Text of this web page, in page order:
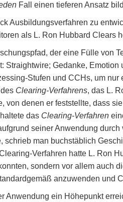
Fall einen tieferen Ansatz
Ausbildungsverfahren zu
als L. Ron Hubbard Clears
der eine Fülle von
Straightwire; Gedanke,
Stufen und CCHs, um
Clearing-Verfahrens, das L.
von denen er feststellte, dass
das Clearing-Verfahren
seiner Anwendung
schrieb man buchstäblich
Verfahren hatte L. Ron
sondern vor allem auch
anzuwenden und
Anwendung ein Höhepunkt